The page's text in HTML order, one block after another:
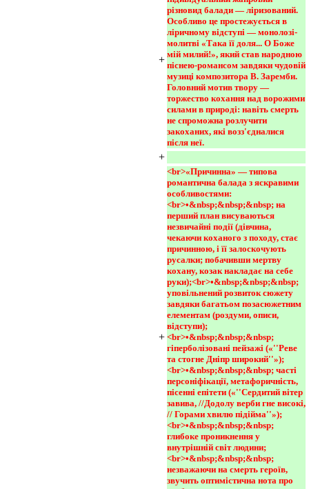
+
різновид балади — ліризований.
Особливо це простежується в
ліричному відступі — монолозі-
молитві «Така її доля... О Боже
мій милий!», який став народною
піснею-романсом завдяки чудовій
музиці композитора В. Заремби.
Головний мотив твору —
торжество кохання над ворожими
силами в природі: навіть смерть
не спроможна розлучити
закоханих, які возз'єдналися
після неї.
+
+
<br>«Причинна» — типова
романтична балада з яскравими
особливостями:
<br>•&nbsp;&nbsp;&nbsp; на
перший план висуваються
незвичайні події (дівчина,
чекаючи коханого з походу, стає
причинною, і її залоскочують
русалки; побачивши мертву
кохану, козак накладає на себе
руки);<br>•&nbsp;&nbsp;&nbsp;
уповільнений розвиток сюжету
завдяки багатьом позасюжетним
елементам (роздуми, описи,
відступи);
<br>•&nbsp;&nbsp;&nbsp;
гіперболізовані пейзажі («''Реве
та стогне Дніпр широкий''»);
<br>•&nbsp;&nbsp;&nbsp; часті
персоніфікації, метафоричність,
пісенні епітети («''Сердитий вітер
завива, //Додолу верби гне високі,
// Горами хвилю підійма''»);
<br>•&nbsp;&nbsp;&nbsp;
глибоке проникнення у
внутрішній світ людини;
<br>•&nbsp;&nbsp;&nbsp;
незважаючи на смерть героїв,
звучить оптимістична нота про